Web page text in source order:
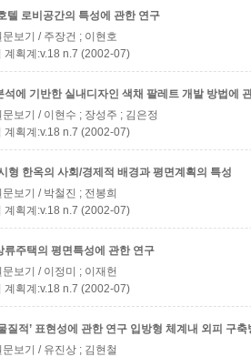
텔 로비공간의 특성에 관한 연구
문보기 / 주장건 ; 이현호
계획계:v.18 n.7 (2002-07)
석에 기반한 실내디자인 색채 팔레트 개발 방법에
문보기 / 이현수 ; 장성주 ; 김은정
계획계:v.18 n.7 (2002-07)
형 한옥의 사회/경제적 배경과 평면계획의 특성
문보기 / 박철진 ; 전봉희
계획계:v.18 n.7 (2002-07)
류주택의 평면특성에 관한 연구
문보기 / 이정미 ; 이재헌
계획계:v.18 n.7 (2002-07)
질적’ 표현성에 관한 연구 입방형 체계내 외피 구
문보기 / 유진상 ; 김현철